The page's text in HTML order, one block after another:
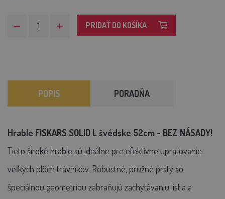
PRIDAŤ DO KOŠÍKA
POPIS PORADŇA
Hrable FISKARS SOLID L švédske 52cm - BEZ NÁSADY!
Tieto široké hrable sú ideálne pre efektívne upratovanie
veľkých plôch trávnikov. Robustné, pružné prsty so
špeciálnou geometriou zabraňujú zachytávaniu lístia a